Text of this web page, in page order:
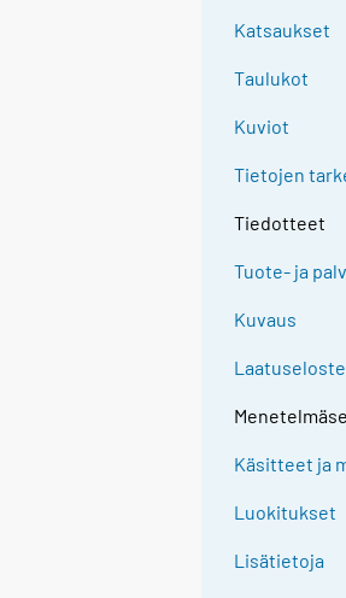
Katsaukset
Taulukot
Kuviot
Tietojen
Tiedotteet
Tuote- ja
Kuvaus
Käsitteet ja
Luokitukset
Lisätietoja